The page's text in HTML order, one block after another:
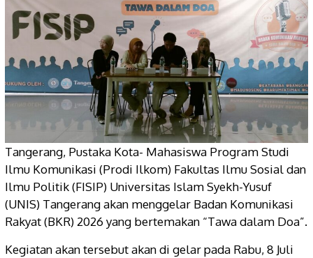
Tangerang, Pustaka Kota- Mahasiswa Program Studi
Ilmu Komunikasi (Prodi Ilkom) Fakultas Ilmu Sosial dan
Ilmu Politik (FISIP) Universitas Islam Syekh-Yusuf
(UNIS) Tangerang akan menggelar Badan Komunikasi
Rakyat (BKR) 2026 yang bertemakan “Tawa dalam Doa”.
Kegiatan akan tersebut akan di gelar pada Rabu, 8 Juli